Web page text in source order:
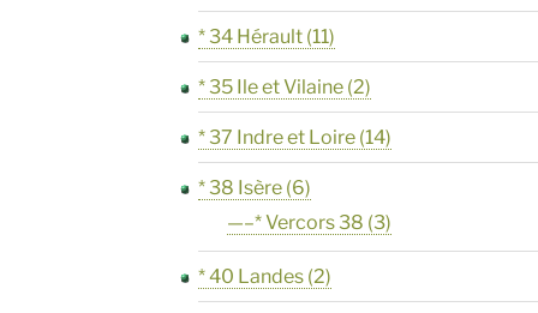
* 34 Hérault (11)
* 35 Ile et Vilaine (2)
* 37 Indre et Loire (14)
* 38 Isère (6)
—–* Vercors 38 (3)
* 40 Landes (2)